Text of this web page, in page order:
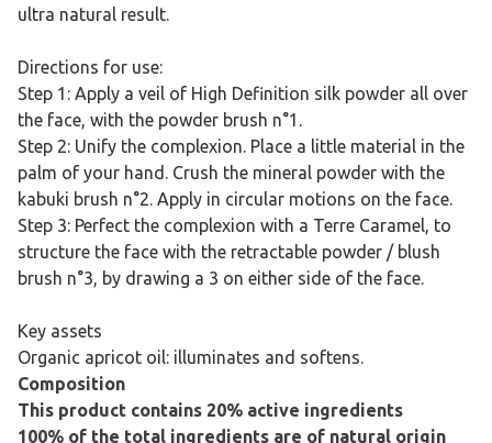
ultra natural result.
Directions for use:
Step 1: Apply a veil of High Definition silk powder all over
the face, with the powder brush n°1.
Step 2: Unify the complexion. Place a little material in the
palm of your hand. Crush the mineral powder with the
kabuki brush n°2. Apply in circular motions on the face.
Step 3: Perfect the complexion with a Terre Caramel, to
structure the face with the retractable powder / blush
brush n°3, by drawing a 3 on either side of the face.
Key assets
Organic apricot oil: illuminates and softens.
Composition
This product contains 20% active ingredients
100% of the total ingredients are of natural origin